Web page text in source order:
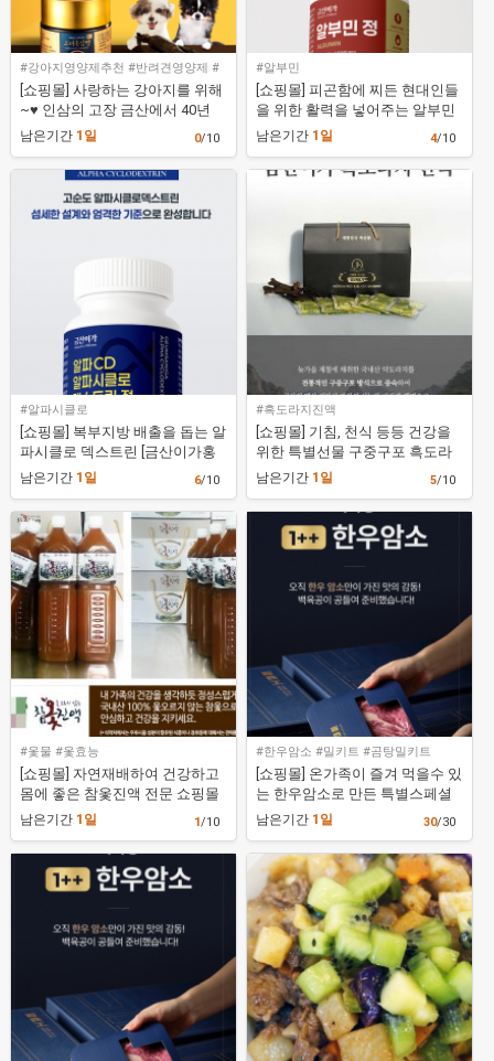
#강아지영양제추천 #반려견영양제 #
흑삼
[쇼핑몰] 사랑하는 강아지를 위해
~♥ 인삼의 고장 금산에서 40년
넘게 대를 이어 전통과 신뢰를 지
홍삼]
남은기간 1일 0/10
#알부민
[쇼핑몰] 피곤함에 찌든 현대인들
을 위한 활력을 넣어주는 알부민
영양제 [금산이가홍삼]
남은기간 1일 4/10
#알파시클로
[쇼핑몰] 복부지방 배출을 돕는 알
파시클로 덱스트린 [금산이가홍
삼]
남은기간 1일 6/10
#흑도라지진액
[쇼핑몰] 기침, 천식 등등 건강을
위한 특별선물 구중구포 흑도라
지 진액 [금산이가홍삼]
남은기간 1일 5/10
#옻물 #옻효능
[쇼핑몰] 자연재배하여 건강하고
몸에 좋은 참옻진액 전문 쇼핑몰
남은기간 1일 1/10
#한우암소 #밀키트 #곰탕밀키트
[쇼핑몰] 온가족이 즐겨 먹을수 있
는 한우암소로 만든 특별스페셜
갈비탕밀키트 [백육공]
남은기간 1일 30/30